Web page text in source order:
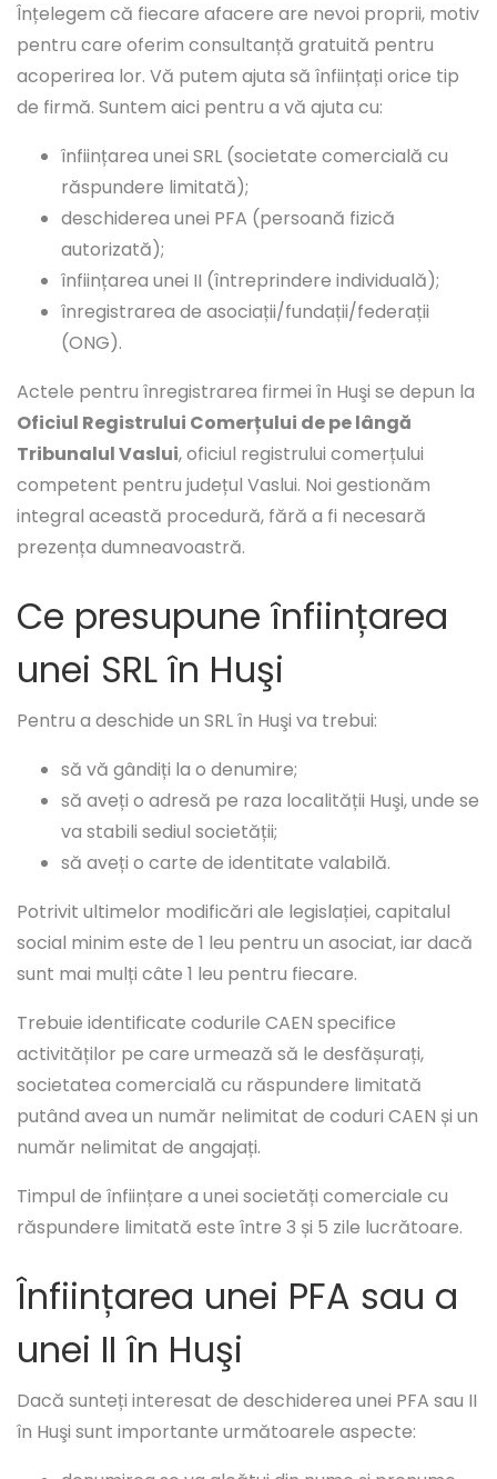
Înțelegem că fiecare afacere are nevoi proprii, motiv
pentru care oferim consultanță gratuită pentru
acoperirea lor. Vă putem ajuta să înființați orice tip
de firmă. Suntem aici pentru a vă ajuta cu:
înființarea unei SRL (societate comercială cu
răspundere limitată);
deschiderea unei PFA (persoană fizică
autorizată);
înființarea unei II (întreprindere individuală);
înregistrarea de asociații/fundații/federații
(ONG).
Actele pentru înregistrarea firmei în Huşi se depun la
Oficiul Registrului Comerțului de pe lângă
Tribunalul Vaslui, oficiul registrului comerțului
competent pentru județul Vaslui. Noi gestionăm
integral această procedură, fără a fi necesară
prezența dumneavoastră.
Ce presupune înființarea
unei SRL în Huşi
Pentru a deschide un SRL în Huşi va trebui:
să vă gândiți la o denumire;
să aveți o adresă pe raza localității Huşi, unde se
va stabili sediul societății;
să aveți o carte de identitate valabilă.
Potrivit ultimelor modificări ale legislației, capitalul
social minim este de 1 leu pentru un asociat, iar dacă
sunt mai mulți câte 1 leu pentru fiecare.
Trebuie identificate codurile CAEN specifice
activităților pe care urmează să le desfășurați,
societatea comercială cu răspundere limitată
putând avea un număr nelimitat de coduri CAEN și un
număr nelimitat de angajați.
Timpul de înființare a unei societăți comerciale cu
răspundere limitată este între 3 și 5 zile lucrătoare.
Înființarea unei PFA sau a
unei II în Huşi
Dacă sunteți interesat de deschiderea unei PFA sau II
în Huşi sunt importante următoarele aspecte: